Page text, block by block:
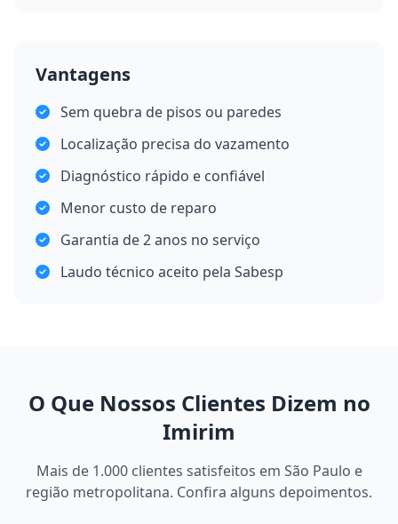
Vantagens
Sem quebra de pisos ou paredes
Localização precisa do vazamento
Diagnóstico rápido e confiável
Menor custo de reparo
Garantia de 2 anos no serviço
Laudo técnico aceito pela Sabesp
O Que Nossos Clientes Dizem no
Imirim
Mais de 1.000 clientes satisfeitos em São Paulo e
região metropolitana. Confira alguns depoimentos.